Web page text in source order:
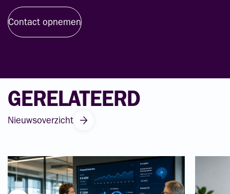
Contact opnemen
GERELATEERD
Nieuwsoverzicht